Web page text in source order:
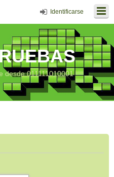
Identificarse
desde 011111010001